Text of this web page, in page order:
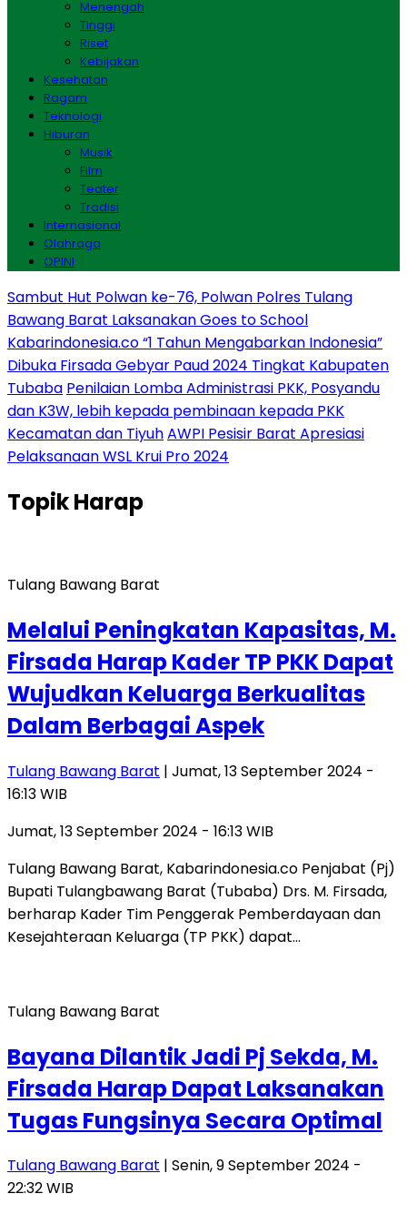
Menengah
Tinggi
Riset
Kebijakan
Kesehatan
Ragam
Teknologi
Hiburan
Musik
Film
Teater
Tradisi
Internasional
Olahraga
OPINI
Sambut Hut Polwan ke-76, Polwan Polres Tulang
Bawang Barat Laksanakan Goes to School
Kabarindonesia.co “1 Tahun Mengabarkan Indonesia”
Dibuka Firsada Gebyar Paud 2024 Tingkat Kabupaten
Tubaba Penilaian Lomba Administrasi PKK, Posyandu
dan K3W, lebih kepada pembinaan kepada PKK
Kecamatan dan TiyuhAWPI Pesisir Barat Apresiasi
Pelaksanaan WSL Krui Pro 2024
TopikHarap
Tulang Bawang Barat
Melalui Peningkatan Kapasitas, M.
Firsada Harap Kader TP PKK Dapat
Wujudkan Keluarga Berkualitas
Dalam Berbagai Aspek
Tulang Bawang Barat | Jumat, 13 September 2024 -
16:13 WIB
Jumat, 13 September 2024 - 16:13 WIB
Tulang Bawang Barat, Kabarindonesia.co Penjabat (Pj)
Bupati Tulangbawang Barat (Tubaba) Drs. M. Firsada,
berharap Kader Tim Penggerak Pemberdayaan dan
Kesejahteraan Keluarga (TP PKK) dapat…
Tulang Bawang Barat
Bayana Dilantik Jadi Pj Sekda, M.
Firsada Harap Dapat Laksanakan
Tugas Fungsinya Secara Optimal
Tulang Bawang Barat | Senin, 9 September 2024 -
22:32 WIB